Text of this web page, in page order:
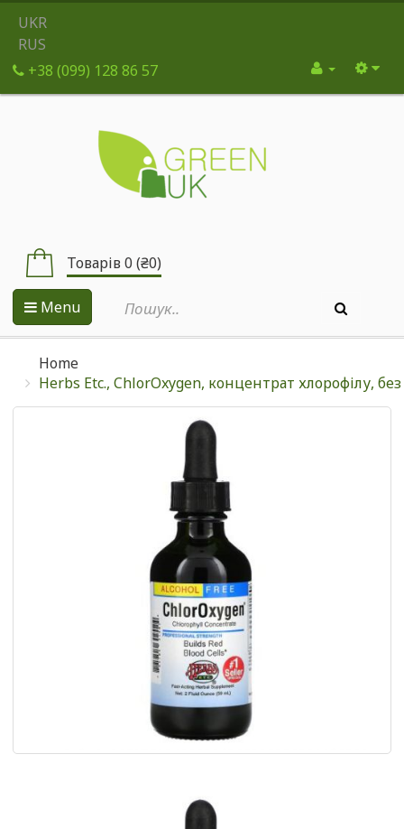
UKR
RUS
+38 (099) 128 86 57
Товарів 0 (₴0)
Menu
Home
Herbs Etc., ChlorOxygen, концентрат хлорофілу,